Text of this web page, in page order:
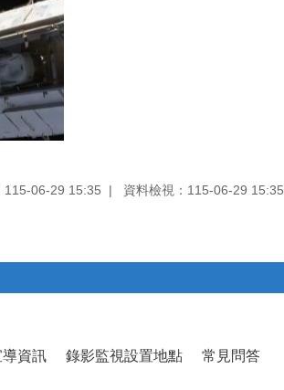
115-06-29 15:35 資料檢視：115-06-29 15:35
導資訊 錄影監視設置地點 常見問答